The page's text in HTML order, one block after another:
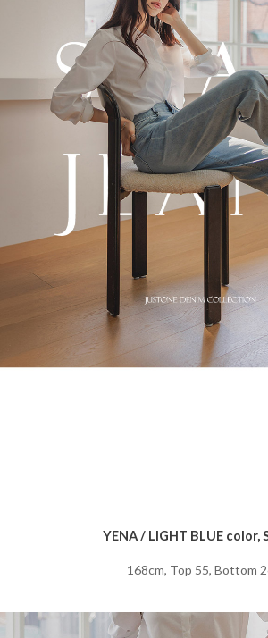
YENA / LIGHT BLUE color,
168cm, Top 55, Bottom